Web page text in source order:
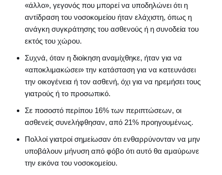
«άλλο», γεγονός που μπορεί να υποδηλώνει ότι η
αντίδραση του νοσοκομείου ήταν ελάχιστη, όπως η
ανάγκη συγκράτησης του ασθενούς ή η συνοδεία του
εκτός του χώρου.
Συχνά, όταν η διοίκηση αναμίχθηκε, ήταν για να
«αποκλιμακώσει» την κατάσταση για να κατευνάσει
την οικογένεια ή τον ασθενή, όχι για να ηρεμήσει τους
γιατρούς ή το προσωπικό.
Σε ποσοστό περίπου 16% των περιπτώσεων, οι
ασθενείς συνελήφθησαν, από 21% προηγουμένως.
Πολλοί γιατροί σημείωσαν ότι ενθαρρύνονταν να μην
υποβάλουν μήνυση από φόβο ότι αυτό θα αμαύρωνε
την εικόνα του νοσοκομείου.